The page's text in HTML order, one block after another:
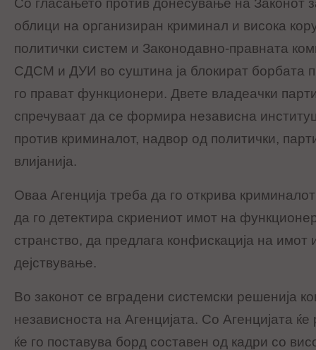
Со гласањето против донесување на Законот
oблици на оргaнизиран криминал и висока
политички систем и Законодавно-правната
СДСМ и ДУИ во суштина ја блокират борбата
го прават функционери. Двете владеачки
спречуваат да се формира независна
против криминалот, надвор од политички,
влијанија.
Оваа Агенција треба да го открива
да го детектира скриениот имот на
странство, да предлага конфискација на имот
дејствување.
Во законот се вградени системски решенија
независноста на Агенцијата. Со Агенцијата ќе
ќе го поставува борд составен од кадри со